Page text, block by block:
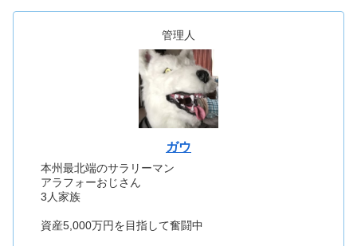
管理人
ガウ
本州最北端のサラリーマン
アラフォーおじさん
3人家族
資産5,000万円を目指して奮闘中